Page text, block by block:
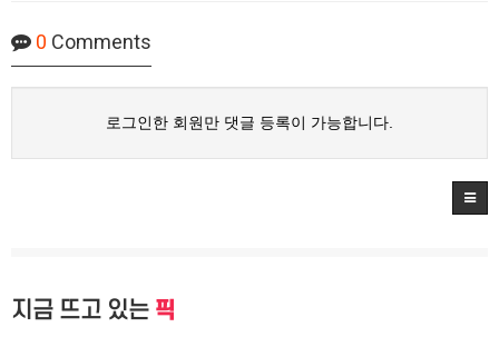
0 Comments
로그인한 회원만 댓글 등록이 가능합니다.
지금 뜨고 있는 픽